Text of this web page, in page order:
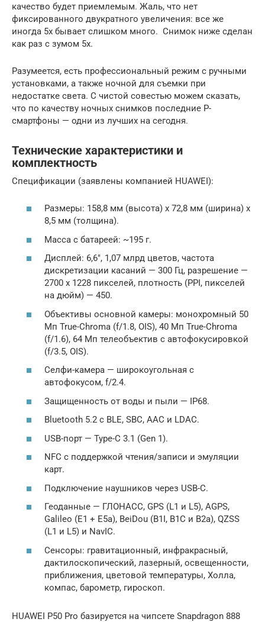
качество будет приемлемым. Жаль, что нет
фиксированного двукратного увеличения: все же
иногда 5х бывает слишком много. Снимок ниже сделан
как раз с зумом 5х.
Разумеется, есть профессиональный режим с ручными
установками, а также ночной для съемки при
недостатке света. С чистой совестью можем сказать,
что по качеству ночных снимков последние P-
смартфоны — одни из лучших на сегодня.
Технические характеристики и
комплектность
Спецификации (заявлены компанией HUAWEI):
Размеры: 158,8 мм (высота) х 72,8 мм (ширина) х
8,5 мм (толщина).
Масса с батареей: ~195 г.
Дисплей: 6,6″, 1,07 млрд цветов, частота
дискретизации касаний — 300 Гц, разрешение —
2700 х 1228 пикселей, плотность (PPI, пикселей
на дюйм) — 450.
Объективы основной камеры: монохромный 50
Мп True-Chroma (f/1.8, OIS), 40 Мп True-Chroma
(f/1.6), 64 Мп телеобъектив с автофокусировкой
(f/3.5, OIS).
Селфи-камера — широкоугольная с
автофокусом, f/2.4.
Защищенность от воды и пыли — IP68.
Bluetooth 5.2 с BLE, SBC, AAC и LDAC.
USB-порт — Type-C 3.1 (Gen 1).
NFC с поддержкой чтения/записи и эмуляции
карт.
Подключение наушников через USB-C.
Геоданные — ГЛОНАСС, GPS (L1 и L5), AGPS,
Galileo (E1 + E5a), BeiDou (B1I, B1C и B2a), QZSS
(L1 и L5) и NavIC.
Сенсоры: гравитационный, инфракрасный,
дактилоскопический, лазерный, освещенности,
приближения, цветовой температуры, Холла,
компас, барометр, гироскоп.
HUAWEI P50 Pro базируется на чипсете Snapdragon 888